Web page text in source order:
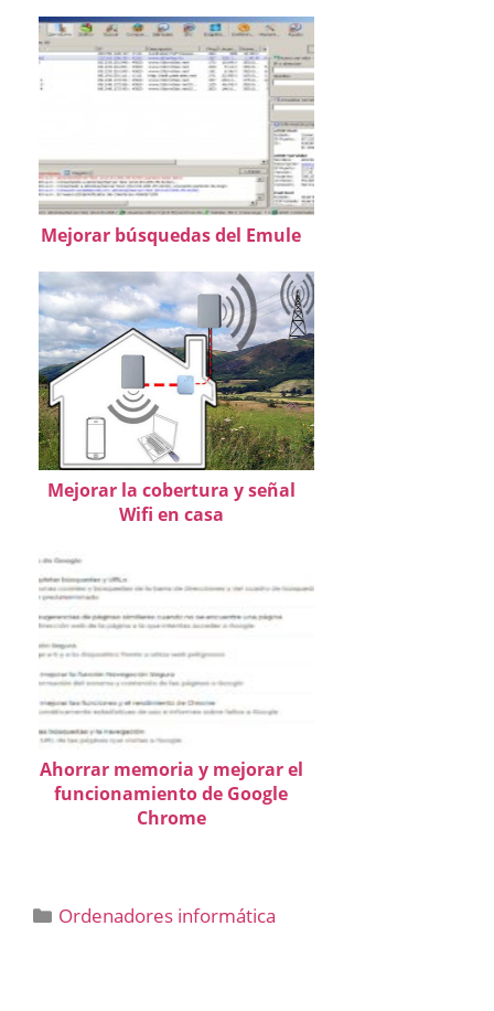
Mejorar búsquedas del Emule
Mejorar la cobertura y señal
Wifi en casa
Ahorrar memoria y mejorar el
funcionamiento de Google
Chrome
Categorías
Ordenadores informática